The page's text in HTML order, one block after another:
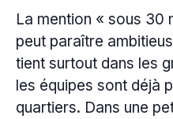
La mention « sous 30
peut paraître
tient surtout dans les
les équipes sont déjà
quartiers. Dans une